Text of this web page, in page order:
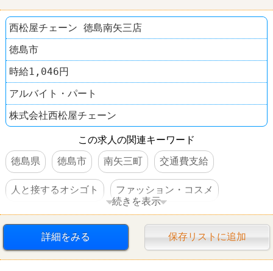
西松屋チェーン 徳島南矢三店
徳島市
時給1,046円
アルバイト・パート
株式会社西松屋チェーン
この求人の関連キーワード
徳島県
徳島市 南矢三町 交通費支給
人と接するオシゴト ファッション・コスメ
西松屋
続きを表示
詳細をみる 保存リストに追加